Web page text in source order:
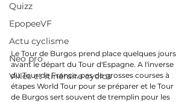
Quizz
EpopeeVF
Actu cyclisme
Neo pro
Villes et itinéraire cyclos
Le Tour de Burgos prend place quelques jours
avant le départ du Tour d'Espagne. A l'inverse
du Tour de France, pas de grosses courses à
étapes World Tour pour se préparer et le Tour
de Burgos sert souvent de tremplin pour les